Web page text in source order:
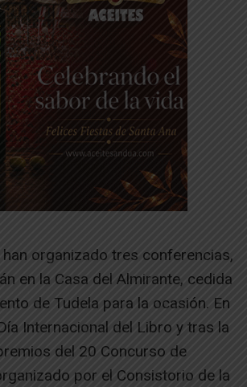
organizado tres conferencias,
en la Casa del Almirante, cedida
de Tudela para la ocasión. En
Internacional del Libro y tras la
del 20 Concurso de
por el Consistorio de la